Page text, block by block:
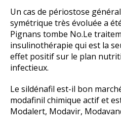
Un cas de périostose
symétrique très évoluée a
Pignans tombe No.Le
insulinothérapie qui est la
effet positif sur le plan
infectieux.
Le sildénafil est-il bon
modafinil chimique actif et
Modalert, Modavir,